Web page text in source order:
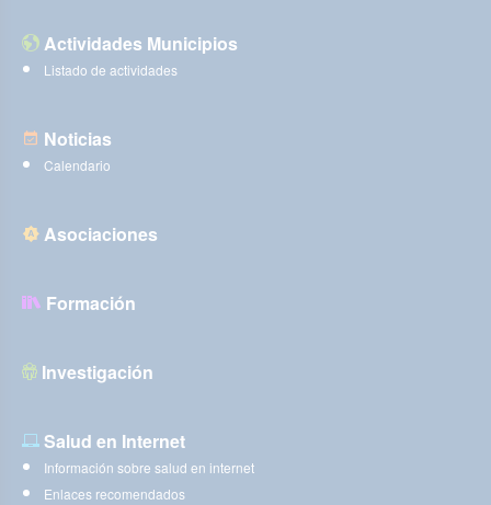
Actividades Municipios
Listado de actividades
Noticias
Calendario
Asociaciones
Formación
Investigación
Salud en Internet
Información sobre salud en internet
Enlaces recomendados